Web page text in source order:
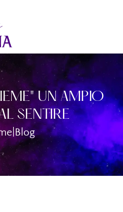
UN AMPIO
SENTIRE
|Blog